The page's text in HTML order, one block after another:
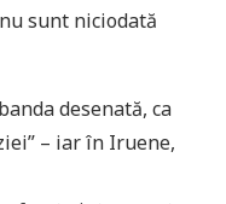
sunt niciodată
desenată, ca
– iar în Iruene,